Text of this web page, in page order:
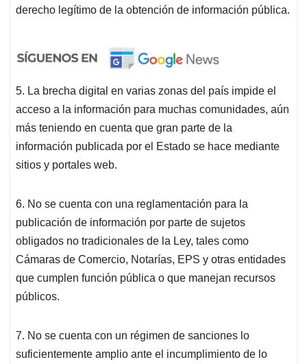
derecho legítimo de la obtención de información pública.
5. La brecha digital en varias zonas del país impide el
acceso a la información para muchas comunidades, aún
más teniendo en cuenta que gran parte de la
información publicada por el Estado se hace mediante
sitios y portales web.
6. No se cuenta con una reglamentación para la
publicación de información por parte de sujetos
obligados no tradicionales de la Ley, tales como
Cámaras de Comercio, Notarías, EPS y otras entidades
que cumplen función pública o que manejan recursos
públicos.
7. No se cuenta con un régimen de sanciones lo
suficientemente amplio ante el incumplimiento de lo